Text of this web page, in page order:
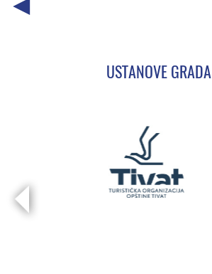
USTANOVE GRADA